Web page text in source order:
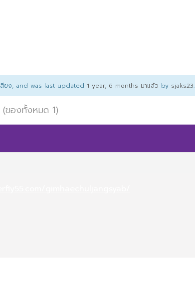
ยง, and was last updated 1 year, 6 months มาแล้ว by sjaks23.
(ของทั้งหมด 1)